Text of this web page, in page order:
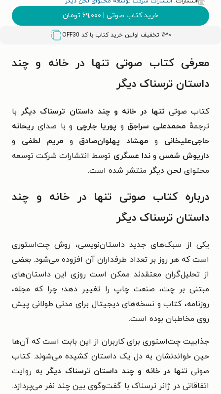
خرید کتاب صوتی | ۶۹,۰۰۰ تومان
٪۳۰ تخفیف اولین خرید کتاب با کد OFF30
معرفی کتاب صوتی تنها در خانه و چند
داستان ترسناک دیگر
کتاب صوتی تنها در خانه و چند داستان ترسناک دیگر با
ترجمهٔ محمدعلی سراجق و پوریا جارچی و با صدای ریحانه
حاجی‌علیخانی و مهشاد پهلوان‌صادق ومریم لطفی و
داریوش شمس وندا عسگری توسط انتشارات شرکت توسعه
محتوای لحن دیگر منتشر شده است.
درباره کتاب صوتی تنها در خانه و چند
داستان ترسناک دیگر
یکی از سبک‌های جدید داستان‌نویسی، روش چت‌استوری
است که هر روز بر تعداد طرفداران آن افزوده می‌شود. بعضی
از تحلیل‌گران معتقدند ممکن است روزی این داستان‌های
مبتنی بر چت، صنعت چاپ را تغییر دهد؛ چرا که مجله،
روزنامه، کتاب و ‌نسخه‌های دیجیتال برای مدتی طولانی پیش
روی مخاطبان بوده است.
جذابیت چت‌استوری برای کاربران از این بابت است که آن‌ها
حین خواندنشان به دل یک داستان کشیده می‌شوند. کتاب
صوتی تنها در خانه و چند داستان ترسناک دیگر به روایت
اتفاقاتی در ژانر ترسناک با گفت‌وگوی بین چند نفر می‌پردازد.